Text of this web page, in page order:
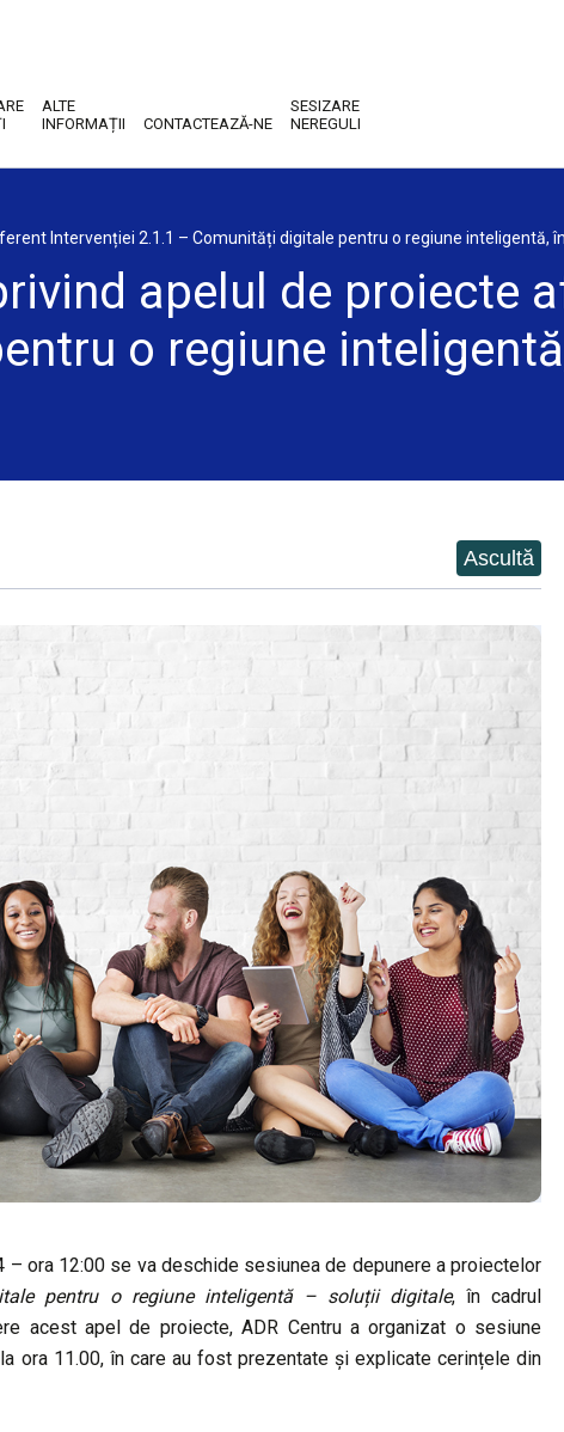
ALTE
INFORMAȚII
CONTACTEAZĂ-NE
SESIZARE
NEREGULI
Intervenției 2.1.1 – Comunități digitale pentru o regiune inteligentă,
apelul de proiecte
o regiune
– ora 12:00 se va deschide sesiunea de depunere a proiectelor
pentru o regiune inteligentă – soluții digitale, în cadrul
acest apel de proiecte, ADR Centru a organizat o sesiune
ora 11.00, în care au fost prezentate și explicate cerințele din